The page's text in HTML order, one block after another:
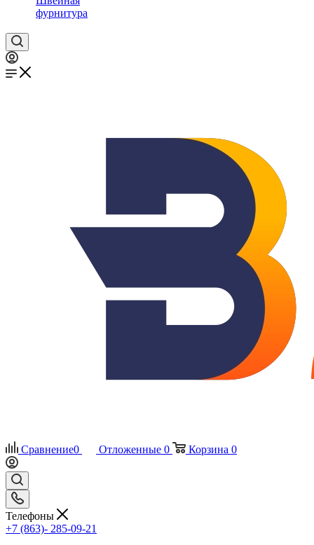
фурнитура
Сравнение0 Отложенные 0 Корзина 0
Телефоны
+7 (863)- 285-09-21